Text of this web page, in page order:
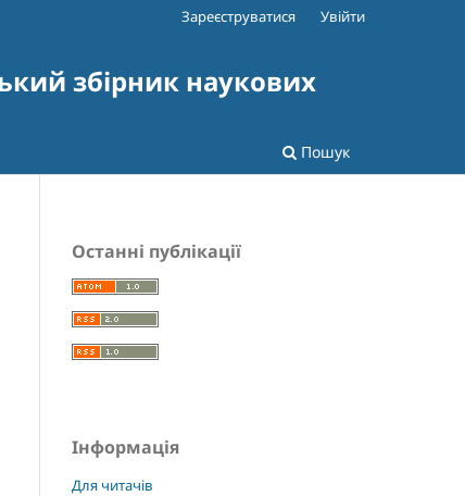
збірник наукових
Пошук
Зареєструватися Увійти
Останні публікації
Інформація
Для читачів